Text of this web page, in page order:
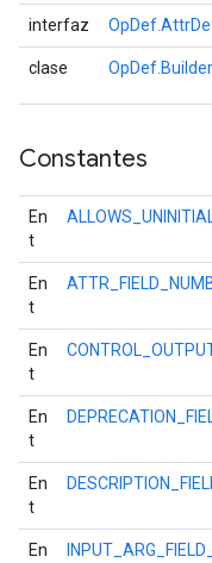
interfaz
clase OpDef.Builder
Constantes
En
t
En
t
En
t
En
t
En
t
En